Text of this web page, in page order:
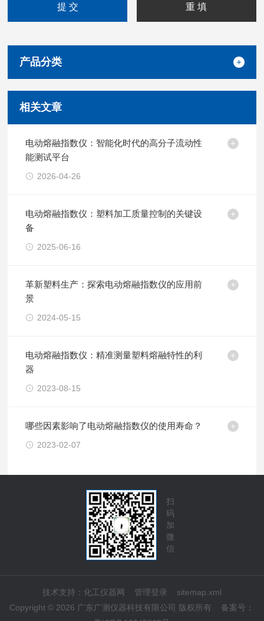
产品分类
相关文章
电动熔融指数仪：智能化时代的高分子流动性
能测试平台
2026-04-26
电动熔融指数仪：塑料加工质量控制的关键设
备
2025-06-16
革新塑料生产：探索电动熔融指数仪的应用前
景
2024-05-15
电动熔融指数仪：精准测量塑料熔融特性的利
器
2023-08-15
哪些因素影响了电动熔融指数仪的使用寿命？
2023-02-07
扫
码
加
微
信
技术支持： 化工仪器网 管理登录
sitemap.xml
Copyright © 2026 广东广测仪器科技有限公司 版权所有 备案号：